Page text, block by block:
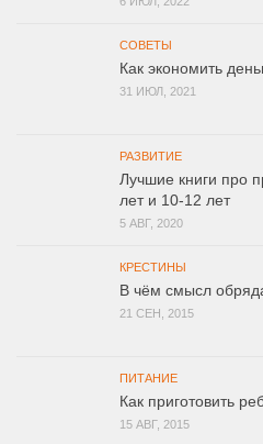
СОВЕТЫ
Как экономить
31 ИЮЛ, 2021
РАЗВИТИЕ
Лучшие книги про
лет и 10-12 лет
5 АВГ, 2020
КРЕСТИНЫ
В чём смысл
21 СЕН, 2015
ПИТАНИЕ
Как приготовить
15 АВГ, 2015